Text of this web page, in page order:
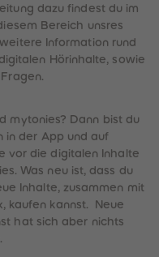
dazu findest du im
Bereich unsres
Information rund
Hörinhalte, sowie
mytonies? Dann bist du
in der App und auf
vor die digitalen Inhalte
Was neu ist, dass du
Inhalte, zusammen mit
kaufen kannst. Neue
hat sich aber nichts